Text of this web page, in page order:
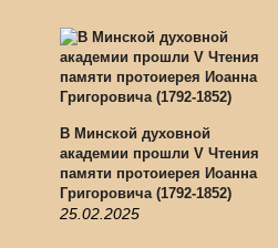
В Минской духовной
академии прошли V Чтения
памяти протоиерея Иоанна
Григоровича (1792-1852)
25.02.2025